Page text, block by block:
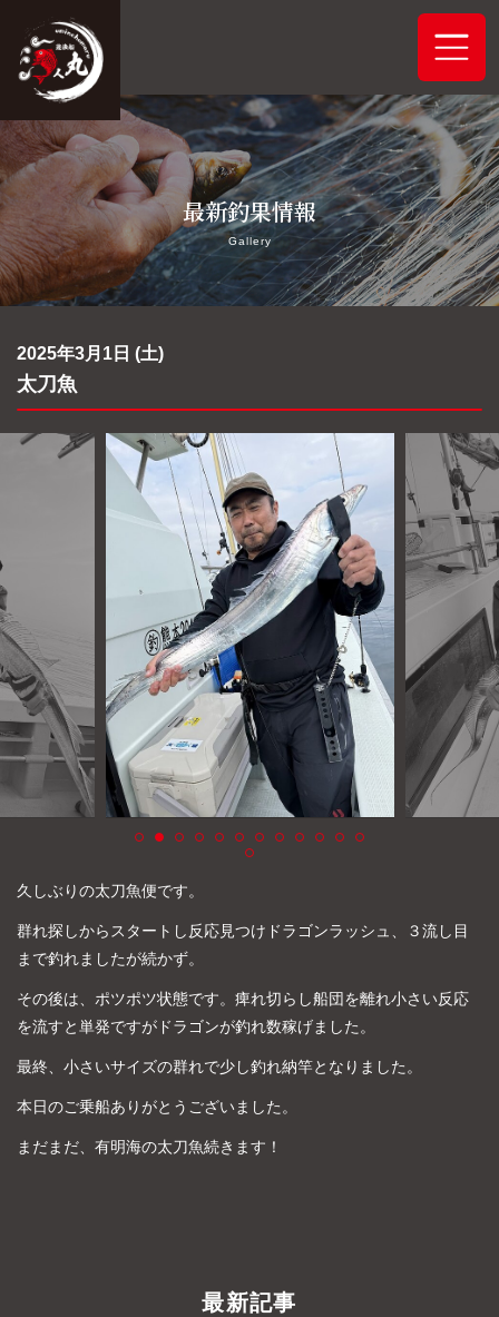
ホーム
システムご案内
最新釣果情報
船舶概要
アクセス
お問い合わせ
お知らせ
最新釣果情報
Gallery
2025年3月1日 (土)
太刀魚
久しぶりの太刀魚便です。
群れ探しからスタートし反応見つけドラゴンラッシュ、３流し目
まで釣れましたが続かず。
その後は、ポツポツ状態です。痺れ切らし船団を離れ小さい反応
を流すと単発ですがドラゴンが釣れ数稼げました。
最終、小さいサイズの群れで少し釣れ納竿となりました。
本日のご乗船ありがとうございました。
まだまだ、有明海の太刀魚続きます！
最新記事